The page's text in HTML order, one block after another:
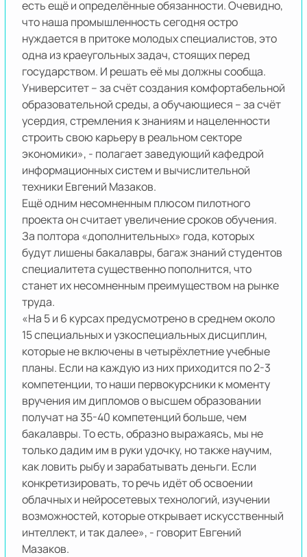
есть ещё и определённые обязанности. Очевидно,
что наша промышленность сегодня остро
нуждается в притоке молодых специалистов, это
одна из краеугольных задач, стоящих перед
государством. И решать её мы должны сообща.
Университет – за счёт создания комфортабельной
образовательной среды, а обучающиеся – за счёт
усердия, стремления к знаниям и нацеленности
строить свою карьеру в реальном секторе
экономики», - полагает заведующий кафедрой
информационных систем и вычислительной
техники Евгений Мазаков.
Ещё одним несомненным плюсом пилотного
проекта он считает увеличение сроков обучения.
За полтора «дополнительных» года, которых
будут лишены бакалавры, багаж знаний студентов
специалитета существенно пополнится, что
станет их несомненным преимуществом на рынке
труда.
«На 5 и 6 курсах предусмотрено в среднем около
15 специальных и узкоспециальных дисциплин,
которые не включены в четырёхлетние учебные
планы. Если на каждую из них приходится по 2-3
компетенции, то наши первокурсники к моменту
вручения им дипломов о высшем образовании
получат на 35-40 компетенций больше, чем
бакалавры. То есть, образно выражаясь, мы не
только дадим им в руки удочку, но также научим,
как ловить рыбу и зарабатывать деньги. Если
конкретизировать, то речь идёт об освоении
облачных и нейросетевых технологий, изучении
возможностей, которые открывает искусственный
интеллект, и так далее», - говорит Евгений
Мазаков.